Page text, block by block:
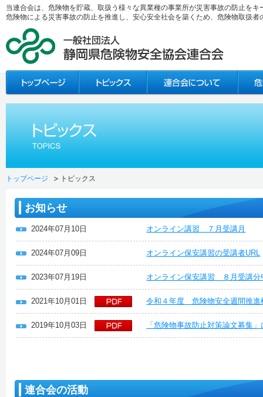
当連合会は、危険物を貯蔵、取扱う様々な異業種の事業所が災害事故の防止を
危険物による災害事故の防止を推進し、安心安全社会を築くため、危険物取扱
トップページ トピックス
お知らせ
2024年07月10日 オンライン講習 ７月受講月
2024年07月09日 オンライン保安講習の受講者URL
2023年07月19日 オンライン保安講習 ８月受講分
2021年10月01日 令和４年度 危険物安全週間推進
2019年10月03日 「危険物事故防止対策論文募集
連合会の活動